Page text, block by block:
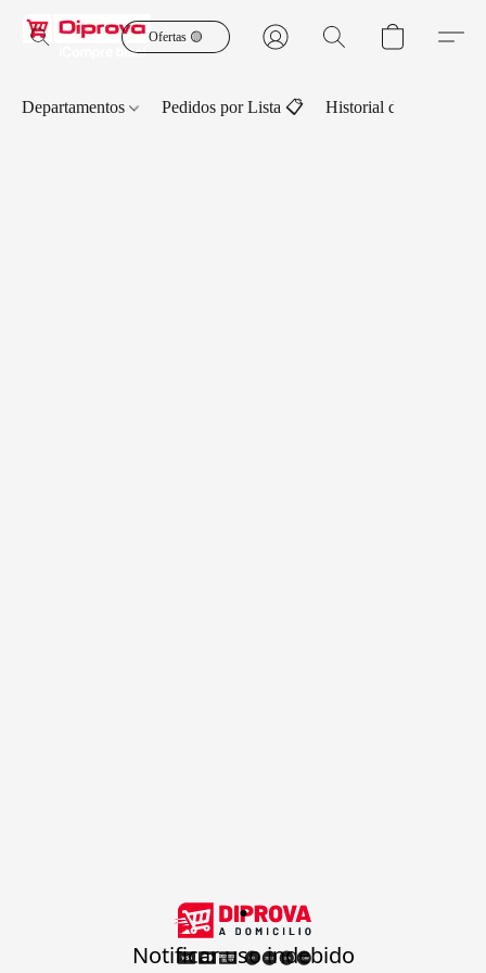
Ofertas 🟡
Departamentos Pedidos por Lista 📋 Historial de Pedidos
.
Notificar uso indebido